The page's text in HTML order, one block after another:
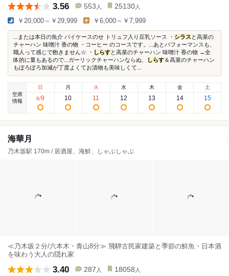
3.56 553 人 25130 人
￥20,000～￥29,999 ￥6,000～￥7,999
...または本日の魚介 パイケースのせ トリュフ入り豆乳ソース ・ シラス と高菜の
チャーハン 味噌汁 香の物 ・コーヒー のコースです。...あとパフォーマンスも、
職人って感じで飽きません☆ ・ しらすと高菜のチャーハン 味噌汁 香の物 →全
体的に量もあるので...ガーリックチャーハンならぬ、
しらす＆高菜のチャーハン
もぽろぽろ加減が丁度よくてお漬物も美味しくて...
空席
情報
日
8/9
月
10
火
11
水
12
木
13
金
14
土
15
海華月
乃木坂駅 170m / 居酒屋、海鮮、しゃぶしゃぶ
≪乃木坂２分/六本木・青山8分≫ 飛騨古民家建築と季節の鮮魚・日本酒
を味わう大人の隠れ家
3.40 287 人 18058 人